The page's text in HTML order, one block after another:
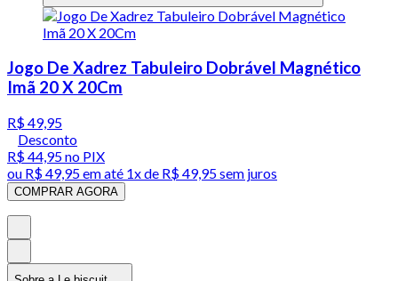
Jogo De Xadrez Tabuleiro Dobrável Magnético
Imã 20 X 20Cm
R$ 49,95
Desconto
R$ 44,95no PIX
ou R$ 49,95em até 1x de R$ 49,95sem juros
COMPRAR AGORA